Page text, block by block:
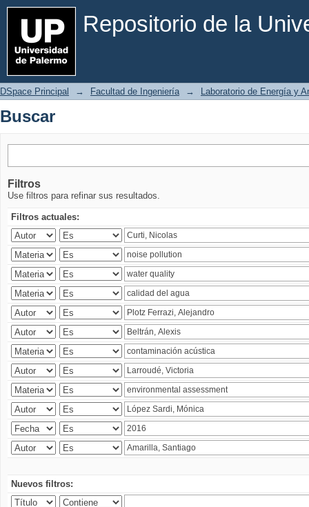
Repositorio de la
Buscar
DSpace Principal → Facultad de Ingeniería → Laboratorio de Energía y
Buscar
Filtros
Use filtros para refinar sus resultados.
Filtros actuales:
Nuevos filtros: